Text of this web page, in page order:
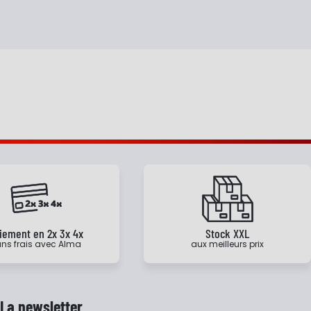
en 2x 3x 4x
frais avec Alma
Stock XXL
aux meilleurs prix
La newsletter